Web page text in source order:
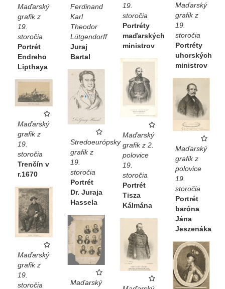
Maďarský
grafik z
19.
storočia
Portrét
Endreho
Lipthaya
Ferdinand
Karl
Theodor
Lütgendorff
Juraj
Bartal
19.
storočia
Portréty
maďarských
ministrov
Maďarský
grafik z
19.
storočia
Portréty
uhorských
ministrov
Maďarský
grafik z 2.
polovice
19.
storočia
Portrét
Tisza
Kálmána
Stredoeurópsky
grafik z
19.
storočia
Portrét
Dr. Juraja
Hassela
Maďarský
grafik z
polovice
19.
storočia
Portrét
baróna
Jána
Jeszenáka
Maďarský
grafik z
19.
storočia
Trenčín v
r.1670
Maďarský
grafik z
19.
storočia
Maďarský